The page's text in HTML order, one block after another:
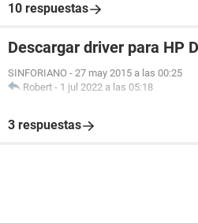
10 respuestas
Descargar driver para HP
SINFORIANO - 27 may 2015 a las 00:25
Robert - 1 jul 2022 a las 05:18
3 respuestas